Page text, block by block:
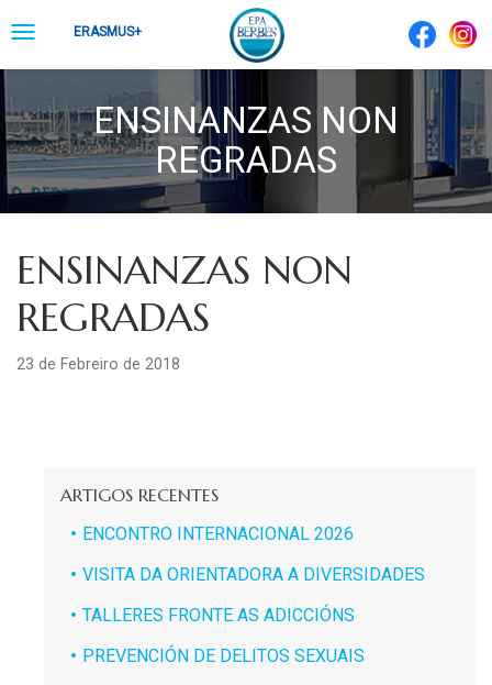
to ToggleERASMUS+
ENSINANZAS NON
REGRADAS
ENSINANZAS NON
REGRADAS
23 de Febreiro de 2018
ARTIGOS RECENTES
ENCONTRO INTERNACIONAL 2026
VISITA DA ORIENTADORA A DIVERSIDADES
TALLERES FRONTE AS ADICCIÓNS
PREVENCIÓN DE DELITOS SEXUAIS